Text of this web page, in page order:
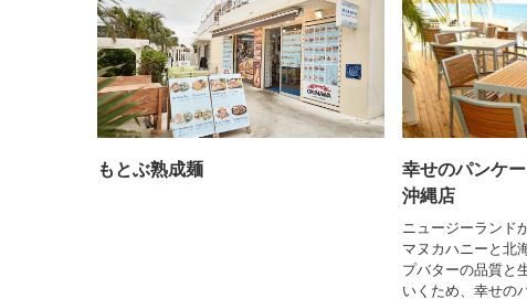
もとぶ熟成麺
幸せのパンケ
沖縄店
ニュージーランド
マヌカハニーと北
プバターの品質と
いくため、幸せの